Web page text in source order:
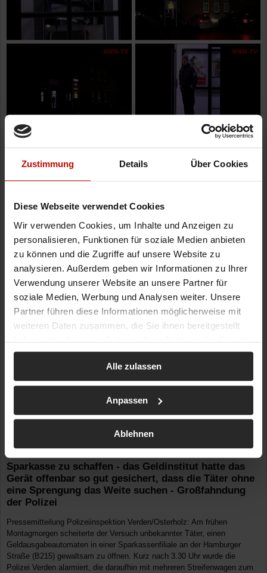
Zustimmung Details Über Cookies
Diese Webseite verwendet Cookies
Wir verwenden Cookies, um Inhalte und Anzeigen zu
personalisieren, Funktionen für soziale Medien anbieten
zu können und die Zugriffe auf unsere Website zu
analysieren. Außerdem geben wir Informationen zu Ihrer
Verwendung unserer Website an unsere Partner für
soziale Medien, Werbung und Analysen weiter. Unsere
Partner führen diese Informationen möglicherweise mit
weiteren Daten zusammen, die Sie ihnen bereitgestellt
haben oder die sie im Rahmen Ihrer Nutzung der Dienste
gesammelt haben.
Alle zulassen
Anpassen
Ablehnen
Beute und machen sich an einem Geldautomaten der
Sparkasse zu schaffen - das Geldinstitut hatte das
Gerät offenbar so gut gesichert, dass die Täter ohne
eine Sprengung das Weite suchen - Großfahndung
der Polizei
Pressemitteilung Polizeiinspektion Verden/Osterholz: Am frühen
Montagmorgen scheiterte der Versuch unbekannter Täter, einen
Geldausgabeautomaten in einer Sparkassenfiliale an der Hamburger
Straße (B215) gewaltsam zu öffnen. Kurz nach 3.30 Uhr wurde die
Polizei Verden alarmiert, die daraufhin mit mehreren Streifenwagen zum